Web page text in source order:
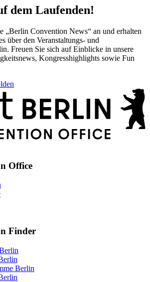
dem Laufenden!
„Berlin Convention News“ an und erhalten
über den Veranstaltungs- und
Freuen Sie sich auf Einblicke in unsere
Kongresshighlights sowie Fun
Office
Finder
Berlin